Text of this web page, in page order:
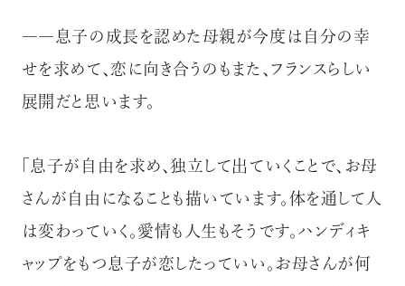
――息子の成長を認めた母親が今度は自分の幸
せを求めて、恋に向き合うのもまた、フランスらしい
展開だと思います。
「息子が自由を求め、独立して出ていくことで、お母
さんが自由になることも描いています。体を通して人
は変わっていく。愛情も人生もそうです。ハンディキ
ャップをもつ息子が恋したっていい。お母さんが何